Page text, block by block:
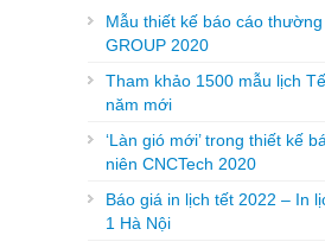
Mẫu thiết kế báo cáo
GROUP 2020
Tham khảo 1500 mẫu lịch
năm mới
‘Làn gió mới’ trong thiết kế
niên CNCTech 2020
Báo giá in lịch tết 2022 – In
1 Hà Nội